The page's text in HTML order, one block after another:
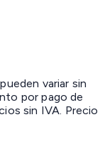
variar sin
por pago de
sin IVA. Precio